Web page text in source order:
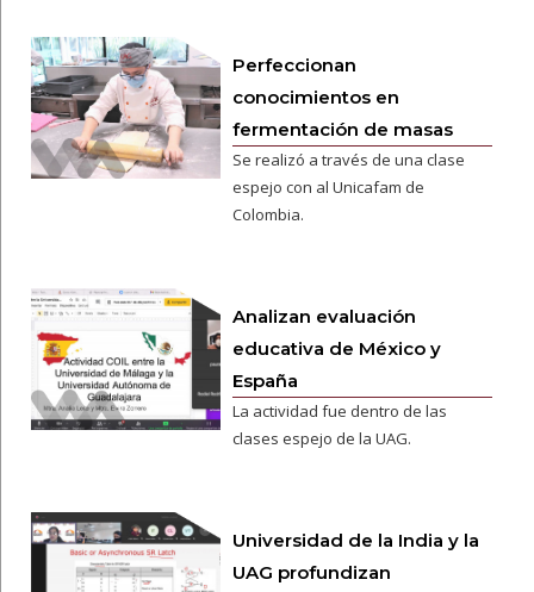
Perfeccionan
conocimientos en
fermentación de masas
Se realizó a través de una clase
espejo con al Unicafam de
Colombia.
Analizan evaluación
educativa de México y
España
La actividad fue dentro de las
clases espejo de la UAG.
Universidad de la India y la
UAG profundizan